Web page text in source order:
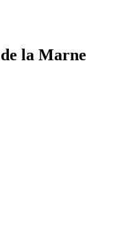
la Marne